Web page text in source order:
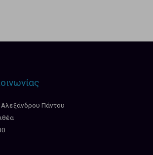
Πάντου